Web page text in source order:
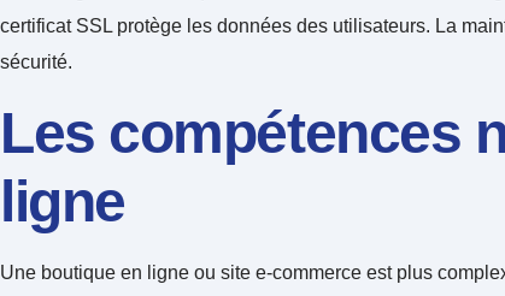
certificat SSL protège les données des utilisateurs. La
sécurité.
Les compétences
ligne
Une boutique en ligne ou site e-commerce est plus